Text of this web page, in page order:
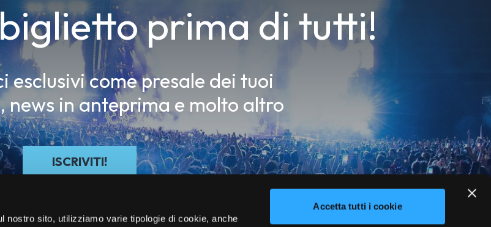
nostro sito, utilizziamo varie tipologie di cookie, anche
Accetta tutti i cookie
prima di tutti!
esclusivi come presale dei tuoi
in anteprima e molto altro
ISCRIVITI!